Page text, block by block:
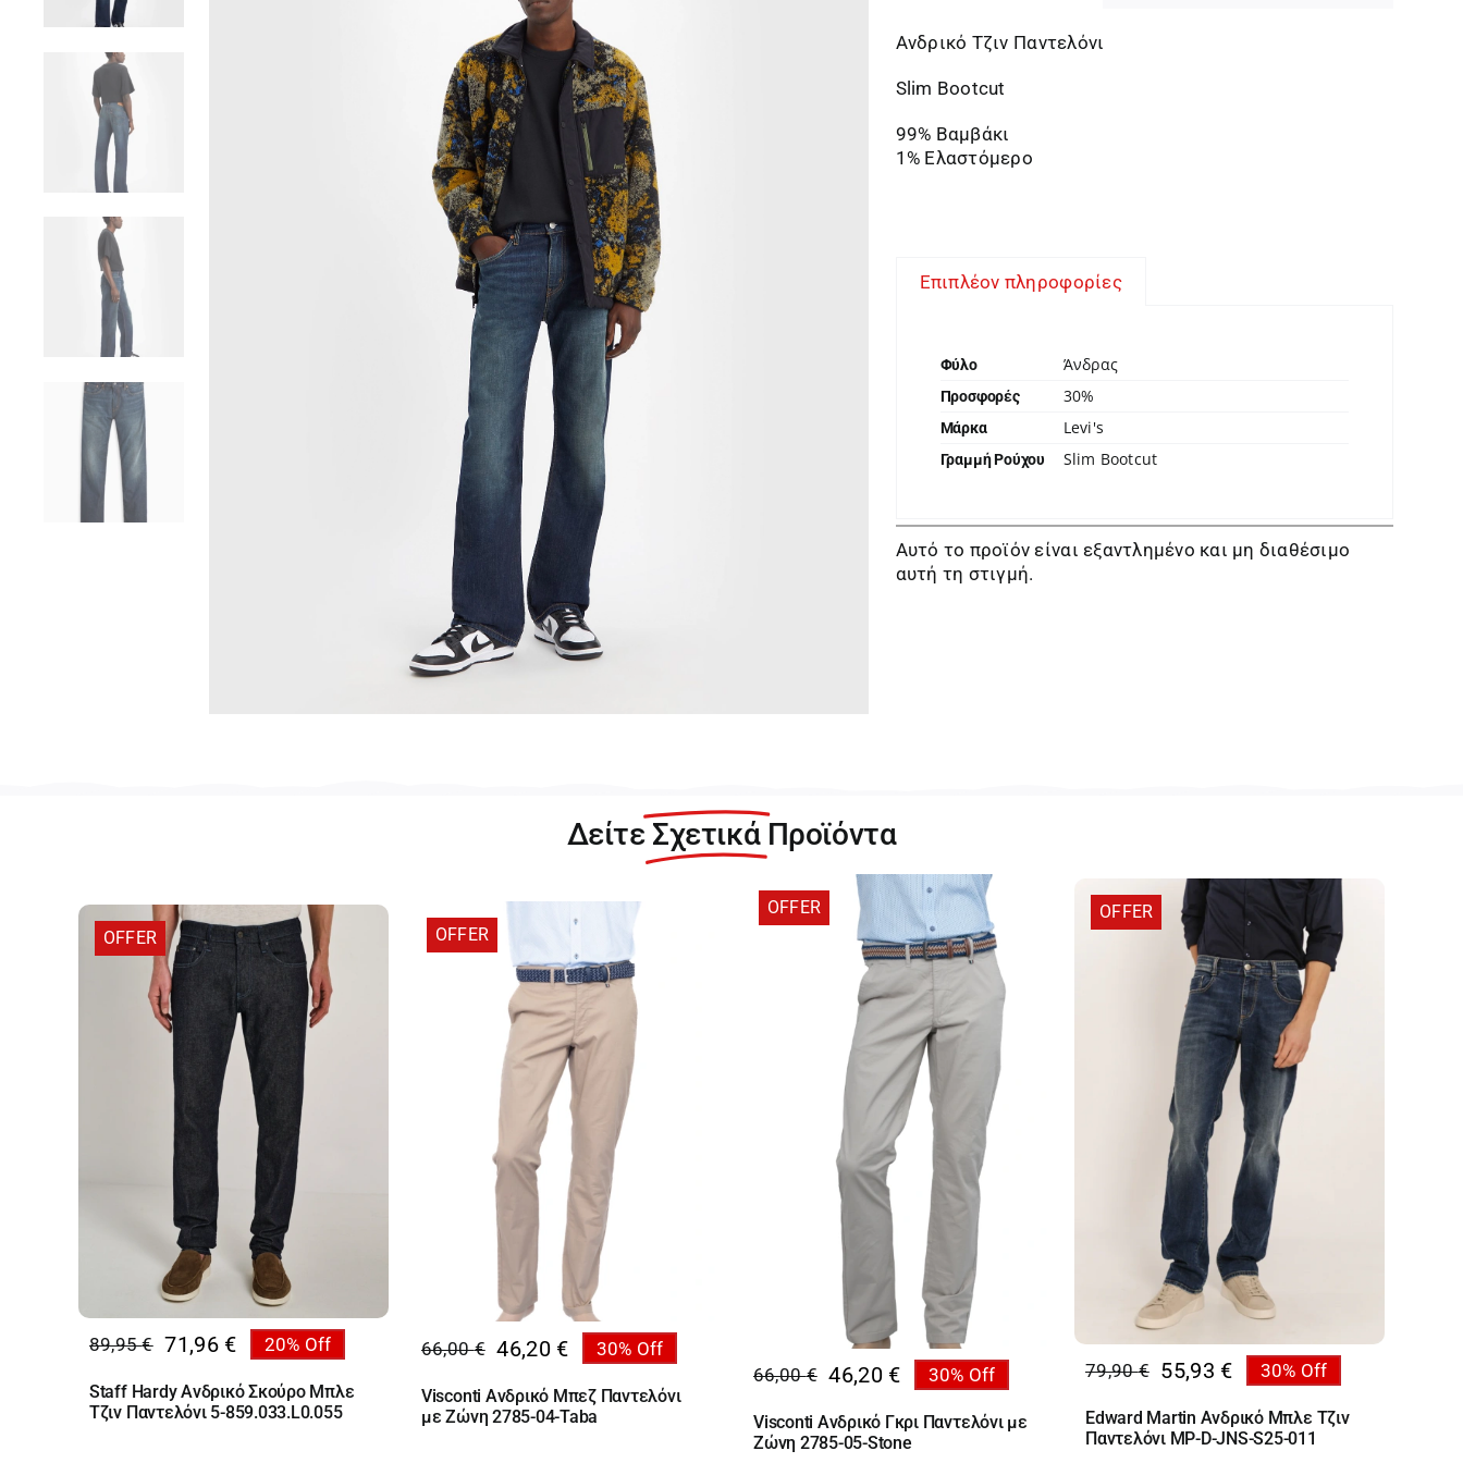
Ανδρικό Τζιν Παντελόνι
Slim Bootcut
99% Βαμβάκι
1% Ελαστόμερο
Επιπλέον πληροφορίες
Φύλο Άνδρας
Προσφορές 30%
Μάρκα Levi's
Γραμμή Ρούχου Slim Bootcut
Αυτό το προϊόν είναι εξαντλημένο και μη διαθέσιμο
αυτή τη στιγμή.
Δείτε Σχετικά Προϊόντα
OFFER
89,95€
Original
price
was:
71,96 €
Η
τρέχουσα
τιμή
20% Off
Staff Hardy Ανδρικό Σκούρο Μπλε
Τζιν Παντελόνι 5-859.033.L0.055
OFFER
66,00€
Original
price
was:
46,20 €
Η
τρέχουσα
τιμή
30% Off
Visconti Ανδρικό Μπεζ Παντελόνι
με Ζώνη 2785-04-Taba
OFFER
66,00€
Original
price
was:
46,20 €
Η
τρέχουσα
τιμή
30% Off
Visconti Ανδρικό Γκρι Παντελόνι με
Ζώνη 2785-05-Stone
OFFER
79,90€
Original
price
was:
55,93 €
Η
τρέχουσα
τιμή
30% Off
Edward Martin Ανδρικό Μπλε Τζιν
Παντελόνι MP-D-JNS-S25-011